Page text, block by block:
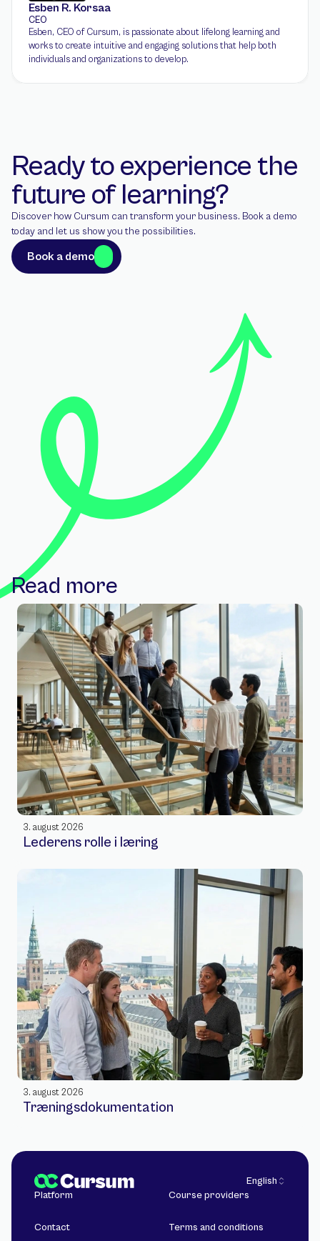
Esben R. Korsaa
CEO
Esben, CEO of Cursum, is passionate about lifelong learning and
works to create intuitive and engaging solutions that help both
individuals and organizations to develop.
Ready to experience the
future of learning?
Discover how Cursum can transform your business. Book a demo
today and let us show you the possibilities.
Book a demo
Book a demo
Read more
3. august 2026
Lederens rolle i læring
3. august 2026
Træningsdokumentation
Select Language
English
Platform
Course providers
Contact Terms and conditions